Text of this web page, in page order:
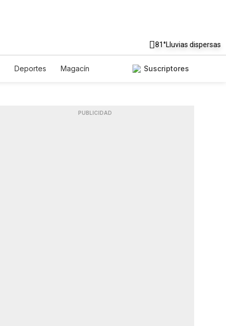
81°Lluvias dispersas
Deportes
Magacín
Suscriptores
PUBLICIDAD